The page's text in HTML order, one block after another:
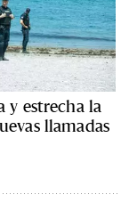
y estrecha la
llamadas